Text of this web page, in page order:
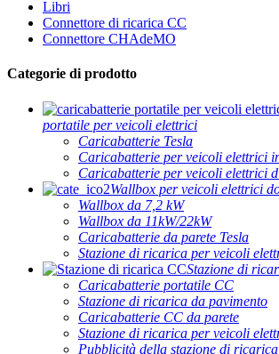
Libri
Connettore di ricarica CC
Connettore CHAdeMO
Categorie di prodotto
portatile per veicoli elettrici
Caricabatterie Tesla
Caricabatterie per veicoli elettrici
Caricabatterie per veicoli elettrici
Wallbox per veicoli elettrici
Wallbox da 7,2 kW
Wallbox da 11kW/22kW
Caricabatterie da parete Tesla
Stazione di ricarica per veicoli
Stazione di
Caricabatterie portatile CC
Stazione di ricarica da pavimento
Caricabatterie CC da parete
Stazione di ricarica per veicoli
Pubblicità della stazione di